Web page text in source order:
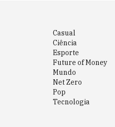
Casual
Ciência
Esporte
Future of Money
Mundo
Net Zero
Pop
Tecnologia